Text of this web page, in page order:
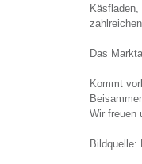
Das
Kommt
Wir freuen
Bildquelle: